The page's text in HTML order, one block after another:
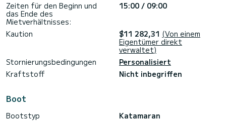
Zeiten für den Beginn und
das Ende des
Mietverhältnisses:
15:00 / 09:00
Kaution $11 282,31 (Von einem
Eigentümer direkt
verwaltet)
Stornierungsbedingungen
Personalisiert
Kraftstoff
Nicht inbegriffen
Boot
Bootstyp
Katamaran